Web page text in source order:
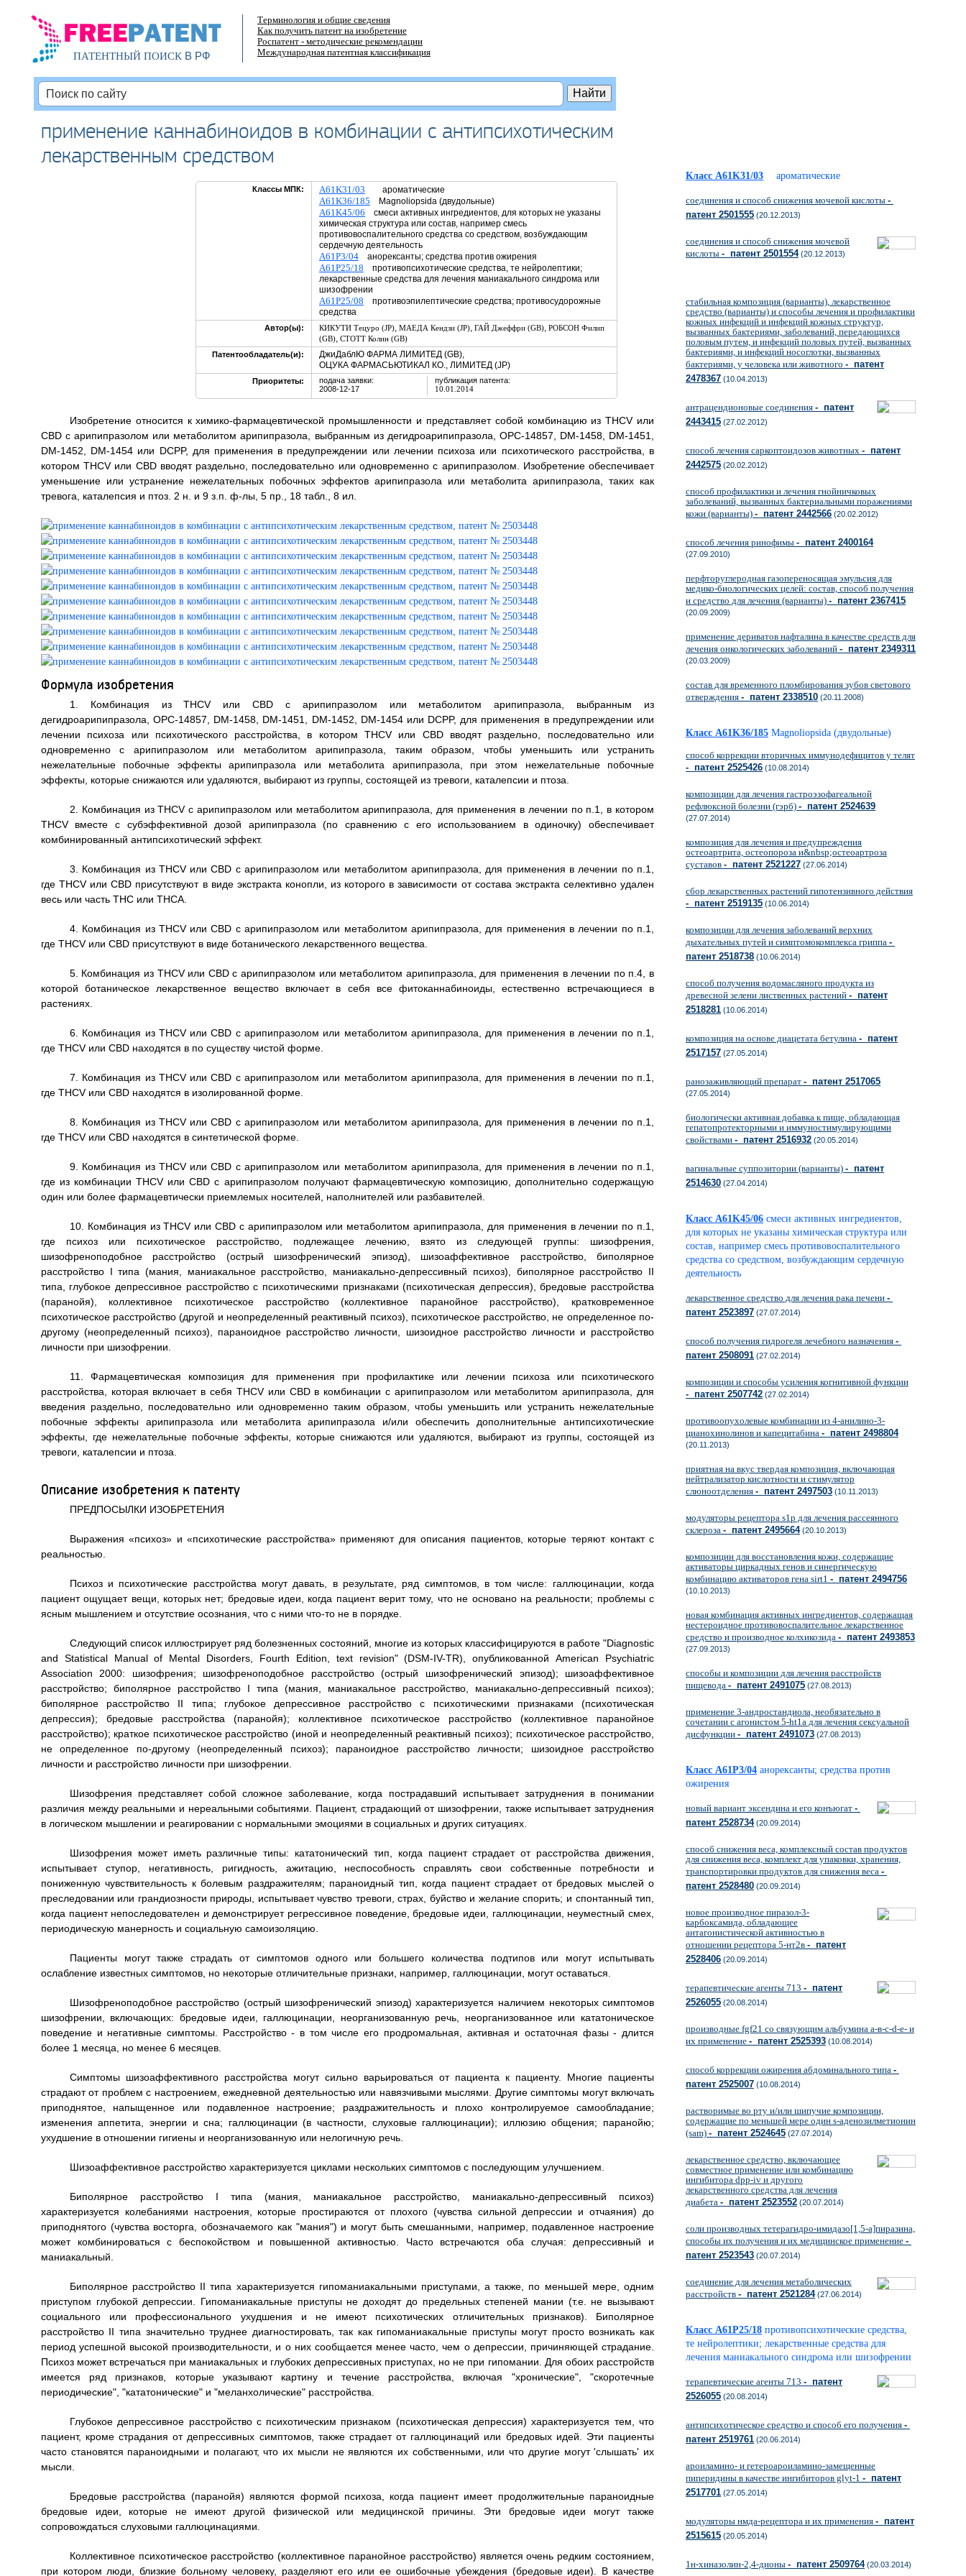
ПАТЕНТНЫЙ ПОИСКВ РФ
Терминология и общие сведения
Как получить патент на изобретение
Роспатент - методические рекомендации
Международная патентная классификация
применение каннабиноидов в комбинации с антипсихотическим
лекарственным средством
Классы МПК: A61K31/03 ароматические
A61K36/185 Magnoliopsida (двудольные)
A61K45/06 смеси активных ингредиентов, для которых не указаны
химическая структура или состав, например смесь
противовоспалительного средства со средством, возбуждающим
сердечную деятельность
A61P3/04анорексанты; средства против ожирения
A61P25/18 противопсихотические средства, те нейролептики;
лекарственные средства для лечения маниакального синдрома или
шизофрении
A61P25/08 противоэпилептические средства; противосудорожные
средства
Автор(ы): КИКУТИ Тецуро (JP), МАЕДА Кендзи (JP), ГАЙ Джеффри (GB), РОБСОН Филип
(GB), СТОТТ Колин (GB)
Патентообладатель(и):
ДжиДаблЮ ФАРМА ЛИМИТЕД (GB),
ОЦУКА ФАРМАСЬЮТИКАЛ КО., ЛИМИТЕД (JP)
Приоритеты:
подача заявки:
2008-12-17
публикация патента:
10.01.2014
Изобретение относится к химико-фармацевтической промышленности и представляет собой комбинацию из THCV или
CBD с арипипразолом или метаболитом арипипразола, выбранным из дегидроарипипразола, ОРС-14857, DM-1458, DM-1451,
DM-1452, DM-1454 или DCPP, для применения в предупреждении или лечении психоза или психотического расстройства, в
котором THCV или CBD вводят раздельно, последовательно или одновременно с арипипразолом. Изобретение обеспечивает
уменьшение или устранение нежелательных побочных эффектов арипипразола или метаболита арипипразола, таких как
тревога, каталепсия и птоз. 2 н. и 9 з.п. ф-лы, 5 пр., 18 табл., 8 ил.
Формула изобретения
1. Комбинация из THCV или CBD с арипипразолом или метаболитом арипипразола, выбранным из
дегидроарипипразола, ОРС-14857, DM-1458, DM-1451, DM-1452, DM-1454 или DCPP, для применения в предупреждении или
лечении психоза или психотического расстройства, в котором THCV или CBD вводят раздельно, последовательно или
одновременно с арипипразолом или метаболитом арипипразола, таким образом, чтобы уменьшить или устранить
нежелательные побочные эффекты арипипразола или метаболита арипипразола, при этом нежелательные побочные
эффекты, которые снижаются или удаляются, выбирают из группы, состоящей из тревоги, каталепсии и птоза.
2. Комбинация из THCV с арипипразолом или метаболитом арипипразола, для применения в лечении по п.1, в котором
THCV вместе с субэффективной дозой арипипразола (по сравнению с его использованием в одиночку) обеспечивает
комбинированный антипсихотический эффект.
3. Комбинация из THCV или CBD с арипипразолом или метаболитом арипипразола, для применения в лечении по п.1,
где THCV или CBD присутствуют в виде экстракта конопли, из которого в зависимости от состава экстракта селективно удален
весь или часть ТНС или ТНСА.
4. Комбинация из THCV или CBD с арипипразолом или метаболитом арипипразола, для применения в лечении по п.1,
где THCV или CBD присутствуют в виде ботанического лекарственного вещества.
5. Комбинация из THCV или CBD с арипипразолом или метаболитом арипипразола, для применения в лечении по п.4, в
которой ботаническое лекарственное вещество включает в себя все фитоканнабиноиды, естественно встречающиеся в
растениях.
6. Комбинация из THCV или CBD с арипипразолом или метаболитом арипипразола, для применения в лечении по п.1,
где THCV или CBD находятся в по существу чистой форме.
7. Комбинация из THCV или CBD с арипипразолом или метаболитом арипипразола, для применения в лечении по п.1,
где THCV или CBD находятся в изолированной форме.
8. Комбинация из THCV или CBD с арипипразолом или метаболитом арипипразола, для применения в лечении по п.1,
где THCV или CBD находятся в синтетической форме.
9. Комбинация из THCV или CBD с арипипразолом или метаболитом арипипразола, для применения в лечении по п.1,
где из комбинации THCV или CBD с арипипразолом получают фармацевтическую композицию, дополнительно содержащую
один или более фармацевтически приемлемых носителей, наполнителей или разбавителей.
10. Комбинация из THCV или CBD с арипипразолом или метаболитом арипипразола, для применения в лечении по п.1,
где психоз или психотическое расстройство, подлежащее лечению, взято из следующей группы: шизофрения,
шизофреноподобное расстройство (острый шизофренический эпизод), шизоаффективное расстройство, биполярное
расстройство I типа (мания, маниакальное расстройство, маниакально-депрессивный психоз), биполярное расстройство II
типа, глубокое депрессивное расстройство с психотическими признаками (психотическая депрессия), бредовые расстройства
(паранойя), коллективное психотическое расстройство (коллективное паранойное расстройство), кратковременное
психотическое расстройство (другой и неопределенный реактивный психоз), психотическое расстройство, не определенное по-
другому (неопределенный психоз), параноидное расстройство личности, шизоидное расстройство личности и расстройство
личности при шизофрении.
11. Фармацевтическая композиция для применения при профилактике или лечении психоза или психотического
расстройства, которая включает в себя THCV или CBD в комбинации с арипипразолом или метаболитом арипипразола, для
введения раздельно, последовательно или одновременно таким образом, чтобы уменьшить или устранить нежелательные
побочные эффекты арипипразола или метаболита арипипразола и/или обеспечить дополнительные антипсихотические
эффекты, где нежелательные побочные эффекты, которые снижаются или удаляются, выбирают из группы, состоящей из
тревоги, каталепсии и птоза.
Описание изобретения к патенту
ПРЕДПОСЫЛКИ ИЗОБРЕТЕНИЯ
Выражения «психоз» и «психотические расстройства» применяют для описания пациентов, которые теряют контакт с
реальностью.
Психоз и психотические расстройства могут давать, в результате, ряд симптомов, в том числе: галлюцинации, когда
пациент ощущает вещи, которых нет; бредовые идеи, когда пациент верит тому, что не основано на реальности; проблемы с
ясным мышлением и отсутствие осознания, что с ними что-то не в порядке.
Следующий список иллюстрирует ряд болезненных состояний, многие из которых классифицируются в работе "Diagnostic
and Statistical Manual of Mental Disorders, Fourth Edition, text revision" (DSM-IV-TR), опубликованной American Psychiatric
Association 2000: шизофрения; шизофреноподобное расстройство (острый шизофренический эпизод); шизоаффективное
расстройство; биполярное расстройство I типа (мания, маниакальное расстройство, маниакально-депрессивный психоз);
биполярное расстройство II типа; глубокое депрессивное расстройство с психотическими признаками (психотическая
депрессия); бредовые расстройства (паранойя); коллективное психотическое расстройство (коллективное паранойное
расстройство); краткое психотическое расстройство (иной и неопределенный реактивный психоз); психотическое расстройство,
не определенное по-другому (неопределенный психоз); параноидное расстройство личности; шизоидное расстройство
личности и расстройство личности при шизофрении.
Шизофрения представляет собой сложное заболевание, когда пострадавший испытывает затруднения в понимании
различия между реальными и нереальными событиями. Пациент, страдающий от шизофрении, также испытывает затруднения
в логическом мышлении и реагировании с нормальными эмоциями в социальных и других ситуациях.
Шизофрения может иметь различные типы: кататонический тип, когда пациент страдает от расстройства движения,
испытывает ступор, негативность, ригидность, ажитацию, неспособность справлять свои собственные потребности и
пониженную чувствительность к болевым раздражителям; параноидный тип, когда пациент страдает от бредовых мыслей о
преследовании или грандиозности природы, испытывает чувство тревоги, страх, буйство и желание спорить; и спонтанный тип,
когда пациент непоследователен и демонстрирует регрессивное поведение, бредовые идеи, галлюцинации, неуместный смех,
периодическую манерность и социальную самоизоляцию.
Пациенты могут также страдать от симптомов одного или большего количества подтипов или могут испытывать
ослабление известных симптомов, но некоторые отличительные признаки, например, галлюцинации, могут оставаться.
Шизофреноподобное расстройство (острый шизофренический эпизод) характеризуется наличием некоторых симптомов
шизофрении, включающих: бредовые идеи, галлюцинации, неорганизованную речь, неорганизованное или кататоническое
поведение и негативные симптомы. Расстройство - в том числе его продромальная, активная и остаточная фазы - длится
более 1 месяца, но менее 6 месяцев.
Симптомы шизоаффективного расстройства могут сильно варьироваться от пациента к пациенту. Многие пациенты
страдают от проблем с настроением, ежедневной деятельностью или навязчивыми мыслями. Другие симптомы могут включать
приподнятое, напыщенное или подавленное настроение; раздражительность и плохо контролируемое самообладание;
изменения аппетита, энергии и сна; галлюцинации (в частности, слуховые галлюцинации); иллюзию общения; паранойю;
ухудшение в отношении гигиены и неорганизованную или нелогичную речь.
Шизоаффективное расстройство характеризуется циклами нескольких симптомов с последующим улучшением.
Биполярное расстройство I типа (мания, маниакальное расстройство, маниакально-депрессивный психоз)
характеризуется колебаниями настроения, которые простираются от плохого (чувства сильной депрессии и отчаяния) до
приподнятого (чувства восторга, обозначаемого как "мания") и могут быть смешанными, например, подавленное настроение
может комбинироваться с беспокойством и повышенной активностью. Часто встречаются оба случая: депрессивный и
маниакальный.
Биполярное расстройство II типа характеризуется гипоманиакальными приступами, а также, по меньшей мере, одним
приступом глубокой депрессии. Гипоманиакальные приступы не доходят до предельных степеней мании (т.е. не вызывают
социального или профессионального ухудшения и не имеют психотических отличительных признаков). Биполярное
расстройство II типа значительно труднее диагностировать, так как гипоманиакальные приступы могут просто возникать как
период успешной высокой производительности, и о них сообщается менее часто, чем о депрессии, причиняющей страдание.
Психоз может встречаться при маниакальных и глубоких депрессивных приступах, но не при гипомании. Для обоих расстройств
имеется ряд признаков, которые указывают картину и течение расстройства, включая "хронические", "скоротечные
периодические", "кататонические" и "меланхолические" расстройства.
Глубокое депрессивное расстройство с психотическим признаком (психотическая депрессия) характеризуется тем, что
пациент, кроме страдания от депрессивных симптомов, также страдает от галлюцинаций или бредовых идей. Эти пациенты
часто становятся параноидными и полагают, что их мысли не являются их собственными, или что другие могут 'слышать' их
мысли.
Бредовые расстройства (паранойя) являются формой психоза, когда пациент имеет продолжительные параноидные
бредовые идеи, которые не имеют другой физической или медицинской причины. Эти бредовые идеи могут также
сопровождаться слуховыми галлюцинациями.
Коллективное психотическое расстройство (коллективное паранойное расстройство) является очень редким состоянием,
при котором люди, близкие больному человеку, разделяют его или ее ошибочные убеждения (бредовые идеи). В качестве
Класс A61K31/03 ароматические
соединения и способ снижения мочевой кислоты -
патент 2501555 (20.12.2013)
соединения и способ снижения мочевой
кислоты - патент 2501554(20.12.2013)
стабильная композиция (варианты), лекарственное
средство (варианты) и способы лечения и профилактики
кожных инфекций и инфекций кожных структур,
вызванных бактериями, заболеваний, передающихся
половым путем, и инфекций половых путей, вызванных
бактериями, и инфекций носоглотки, вызванных
бактериями, у человека или животного - патент
2478367 (10.04.2013)
антрацендионовые соединения - патент
2443415 (27.02.2012)
способ лечения саркоптоидозов животных - патент
2442575 (20.02.2012)
способ профилактики и лечения гнойничковых
заболеваний, вызванных бактериальными поражениями
кожи (варианты) - патент 2442566 (20.02.2012)
способ лечения ринофимы - патент 2400164
(27.09.2010)
перфторуглеродная газопереносящая эмульсия для
медико-биологических целей: состав, способ получения
и средство для лечения (варианты) - патент 2367415
(20.09.2009)
применение дериватов нафталина в качестве средств для
лечения онкологических заболеваний - патент 2349311
(20.03.2009)
состав для временного пломбирования зубов светового
отверждения - патент 2338510 (20.11.2008)
Класс A61K36/185 Magnoliopsida (двудольные)
способ коррекции вторичных иммунодефицитов у телят
- патент 2525426 (10.08.2014)
композиции для лечения гастроэзофагеальной
рефлюксной болезни (гэрб) - патент 2524639
(27.07.2014)
композиция для лечения и предупреждения
остеоартрита, остеопороза и&nbsp;остеоартроза
суставов - патент 2521227 (27.06.2014)
сбор лекарственных растений гипотензивного действия
- патент 2519135 (10.06.2014)
композиции для лечения заболеваний верхних
дыхательных путей и симптомокомплекса гриппа -
патент 2518738 (10.06.2014)
способ получения водомасляного продукта из
древесной зелени лиственных растений - патент
2518281 (10.06.2014)
композиция на основе диацетата бетулина - патент
2517157 (27.05.2014)
ранозаживляющий препарат - патент 2517065
(27.05.2014)
биологически активная добавка к пище, обладающая
гепатопротекторными и иммуностимулирующими
свойствами - патент 2516932 (20.05.2014)
вагинальные суппозитории (варианты) - патент
2514630 (27.04.2014)
Класс A61K45/06 смеси активных ингредиентов,
для которых не указаны химическая структура или
состав, например смесь противовоспалительного
средства со средством, возбуждающим сердечную
деятельность
лекарственное средство для лечения рака печени -
патент 2523897 (27.07.2014)
способ получения гидрогеля лечебного назначения -
патент 2508091 (27.02.2014)
композиции и способы усиления когнитивной функции
- патент 2507742 (27.02.2014)
противоопухолевые комбинации из 4-анилино-3-
цианохинолинов и капецитабина - патент 2498804
(20.11.2013)
приятная на вкус твердая композиция, включающая
нейтрализатор кислотности и стимулятор
слюноотделения - патент 2497503 (10.11.2013)
модуляторы рецептора s1p для лечения рассеянного
склероза - патент 2495664(20.10.2013)
композиции для восстановления кожи, содержащие
активаторы циркадных генов и синергическую
комбинацию активаторов гена sirt1 - патент 2494756
(10.10.2013)
новая комбинация активных ингредиентов, содержащая
нестероидное противовоспалительное лекарственное
средство и производное колхикозида - патент 2493853
(27.09.2013)
способы и композиции для лечения расстройств
пищевода - патент 2491075 (27.08.2013)
применение 3-андростандиола, необязательно в
сочетании с агонистом 5-ht1а для лечения сексуальной
дисфункции - патент 2491073 (27.08.2013)
Класс A61P3/04 анорексанты; средства против
ожирения
новый вариант эксендина и его конъюгат -
патент 2528734(20.09.2014)
способ снижения веса, комплексный состав продуктов
для снижения веса, комплект для упаковки, хранения,
транспортировки продуктов для снижения веса -
патент 2528480 (20.09.2014)
новое производное пиразол-3-
карбоксамида, обладающее
антагонистической активностью в
отношении рецептора 5-нт2в - патент
2528406 (20.09.2014)
терапевтические агенты 713 - патент
2526055 (20.08.2014)
производные fgf21 со связующим альбумина а-в-с-d-e- и
их применение - патент 2525393 (10.08.2014)
способ коррекции ожирения абдоминального типа -
патент 2525007 (10.08.2014)
растворимые во рту и/или шипучие композиции,
содержащие по меньшей мере один s-аденозилметионин
(sam) - патент 2524645 (27.07.2014)
лекарственное средство, включающее
совместное применение или комбинацию
ингибитора dpp-iv и другого
лекарственного средства для лечения
диабета - патент 2523552 (20.07.2014)
соли производных тетерагидро-имидазо[1,5-a]пиразина,
способы их получения и их медицинское применение -
патент 2523543 (20.07.2014)
соединение для лечения метаболических
расстройств - патент 2521284(27.06.2014)
Класс A61P25/18 противопсихотические средства,
те нейролептики; лекарственные средства для
лечения маниакального синдрома или шизофрении
терапевтические агенты 713 - патент
2526055 (20.08.2014)
антипсихотическое средство и способ его получения -
патент 2519761 (20.06.2014)
ароиламино- и гетероароиламино-замещенные
пиперидины в качестве ингибиторов glyt-1 - патент
2517701 (27.05.2014)
модуляторы нмда-рецептора и их применения - патент
2515615 (20.05.2014)
1н-хиназолин-2,4-дионы - патент 2509764(20.03.2014)